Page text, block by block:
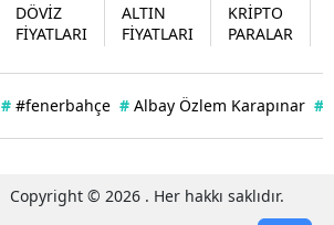
Batman
Bartın
DÖVİZ
FİYATLARI
ALTIN
FİYATLARI
KRİPTO
PARALAR
# #fenerbahçe # Albay Özlem Karapınar #
Copyright © 2026 . Her hakkı saklıdır.